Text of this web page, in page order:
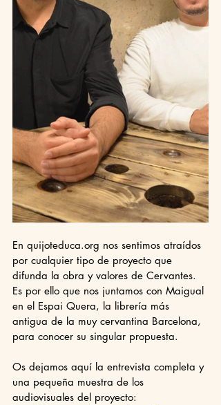
En quijoteduca.org nos sentimos atraídos
por cualquier tipo de proyecto que
difunda la obra y valores de Cervantes.
Es por ello que nos juntamos con Maigual
en el Espai Quera, la librería más
antigua de la muy cervantina Barcelona,
para conocer su singular propuesta.
Os dejamos aquí la entrevista completa y
una pequeña muestra de los
audiovisuales del proyecto: